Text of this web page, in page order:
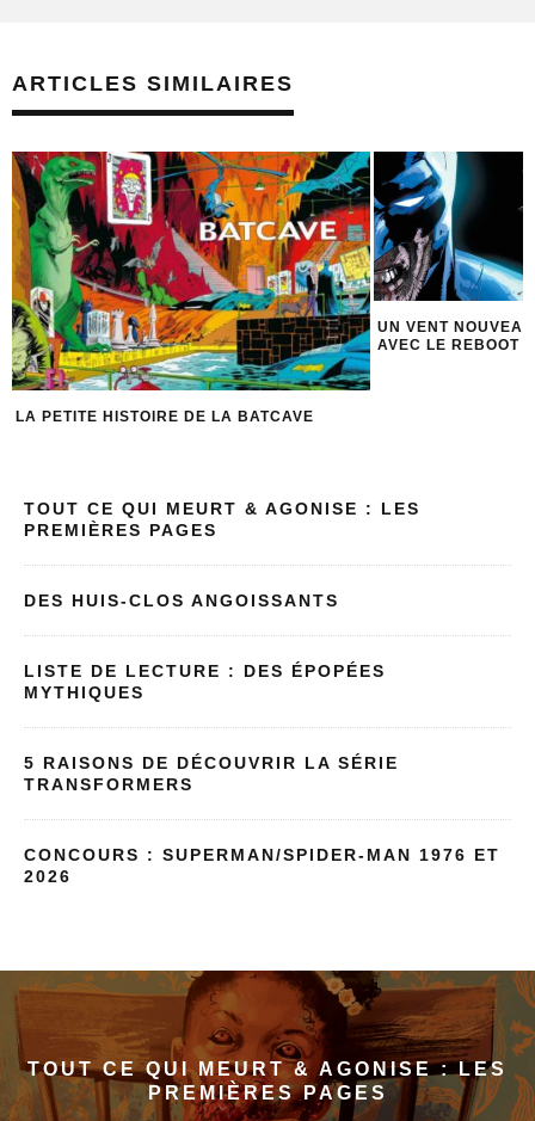
ARTICLES SIMILAIRES
UN VENT NOUVEAU SOUFFLE SUR GOTHAM
AVEC LE REBOOT DE LA SÉRIE BATMAN
LES
DC
TOUT CE QUI MEURT & AGONISE : LES
PREMIÈRES PAGES
DES HUIS-CLOS ANGOISSANTS
LISTE DE LECTURE : DES ÉPOPÉES
MYTHIQUES
5 RAISONS DE DÉCOUVRIR LA SÉRIE
TRANSFORMERS
CONCOURS : SUPERMAN/SPIDER-MAN 1976 ET
2026
TOUT CE QUI MEURT & AGONISE : LES
PREMIÈRES PAGES